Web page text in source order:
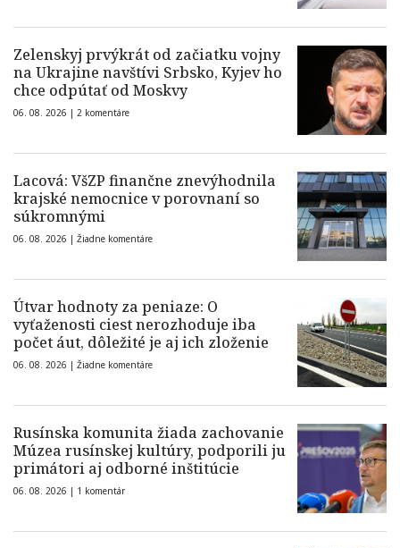
Zelenskyj prvýkrát od začiatku vojny
na Ukrajine navštívi Srbsko, Kyjev ho
chce odpútať od Moskvy
06. 08. 2026 | 2 komentáre
Lacová: VšZP finančne znevýhodnila
krajské nemocnice v porovnaní so
súkromnými
06. 08. 2026 | Žiadne komentáre
Útvar hodnoty za peniaze: O
vyťaženosti ciest nerozhoduje iba
počet áut, dôležité je aj ich zloženie
06. 08. 2026 | Žiadne komentáre
Rusínska komunita žiada zachovanie
Múzea rusínskej kultúry, podporili ju
primátori aj odborné inštitúcie
06. 08. 2026 | 1 komentár